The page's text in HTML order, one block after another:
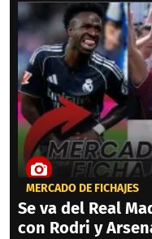
MERCADO DE FICHAJES
Se va del Real
con Rodri y